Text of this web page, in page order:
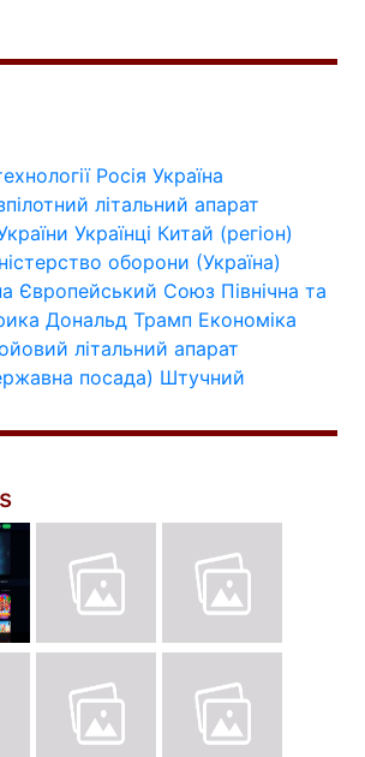
Росія Україна
літальний апарат
Українці Китай (регіон)
оборони (Україна)
Європейський Союз Північна та
Дональд Трамп Економіка
літальний апарат
посада) Штучний